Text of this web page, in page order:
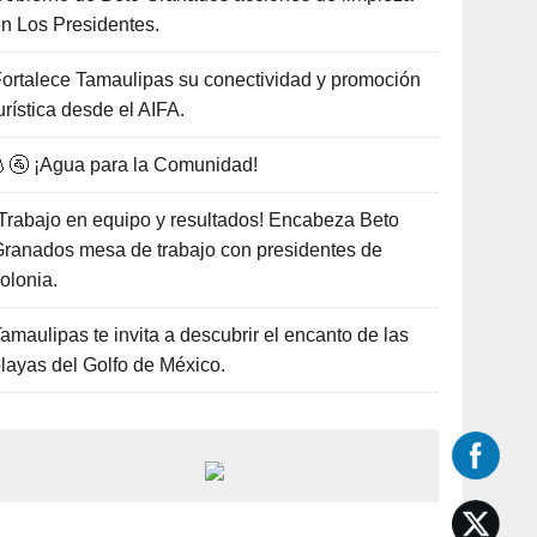
Los Presidentes.
Tamaulipas su conectividad y promoción
desde el AIFA.
¡Agua para la Comunidad!
en equipo y resultados! Encabeza Beto
mesa de trabajo con presidentes de
te invita a descubrir el encanto de las
del Golfo de México.